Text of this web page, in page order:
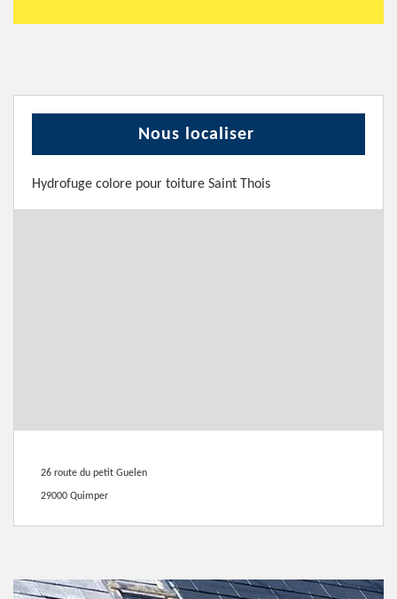
Nous localiser
Hydrofuge colore pour toiture Saint Thois
26 route du petit Guelen
29000 Quimper